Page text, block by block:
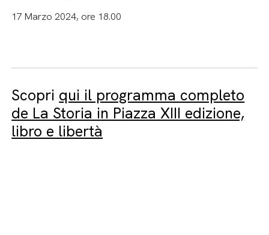
17 Marzo 2024, ore 18.00
Scopri qui il programma completo
de La Storia in Piazza XIII edizione,
libro e libertà